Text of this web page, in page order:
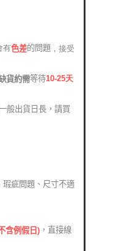
有色差的問題 ，接受
貨約需等待10-25天
般出貨日長，請買
瑕疵問題、尺寸不適
含例假日) ，直接線